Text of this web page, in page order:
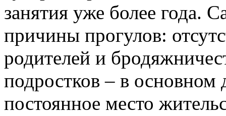
занятия уже более года.
причины прогулов:
родителей и
подростков – в основном
постоянное место